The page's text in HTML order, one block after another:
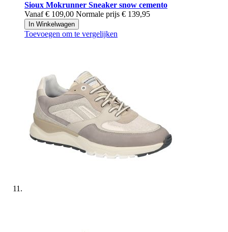
Sioux Mokrunner Sneaker snow cemento
Vanaf € 109,00 Normale prijs € 139,95
In Winkelwagen
Toevoegen om te vergelijken